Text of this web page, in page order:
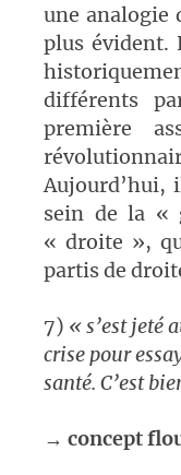
une analogie
plus évident.
différents
première
Aujourd’hui,
sein de la «
« droite »,
partis de
7) « s’est jeté
crise pour
santé. C’est
→ concept